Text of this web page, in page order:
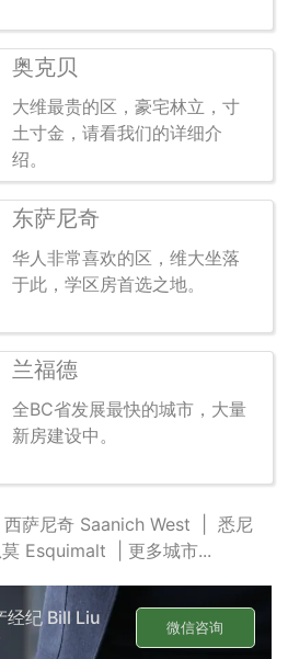
奥克贝
大维最贵的区，豪宅林立，寸
土寸金，请看我们的详细介
绍。
东萨尼奇
华人非常喜欢的区，维大坐落
于此，学区房首选之地。
兰福德
全BC省发展最快的城市，大量
新房建设中。
西萨尼奇 Saanich West
悉尼
Esquimalt 更多城市...
经纪 Bill Liu
微信咨询